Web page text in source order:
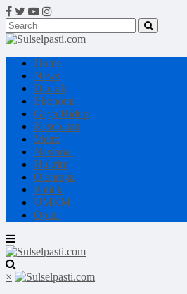
Home
News
Daerah
Ekonomi
Gaya Hidup
Kesehatan
Metro
Nasional
Hukrim
Olahraga
Politik
UMKM
Opini
×